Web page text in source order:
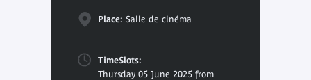
Place: Salle de cinéma
TimeSlots:
Thursday 05 June 2025 from